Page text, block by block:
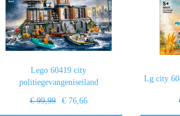
Lego 60419 city
politiegevangeniseiland
€ 99,99 € 76,66
Lg city